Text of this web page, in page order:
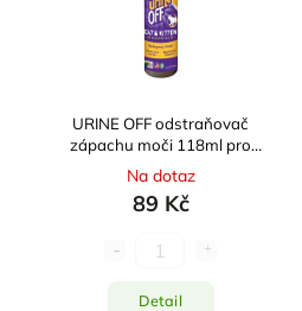
URINE OFF odstraňovač
zápachu moči 118ml pro
kočky
Na dotaz
89 Kč
Detail